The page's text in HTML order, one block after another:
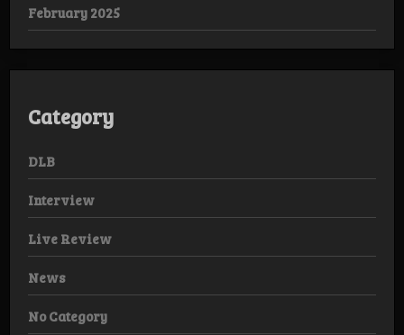
February 2025
Category
DLB
Interview
Live Review
News
No Category